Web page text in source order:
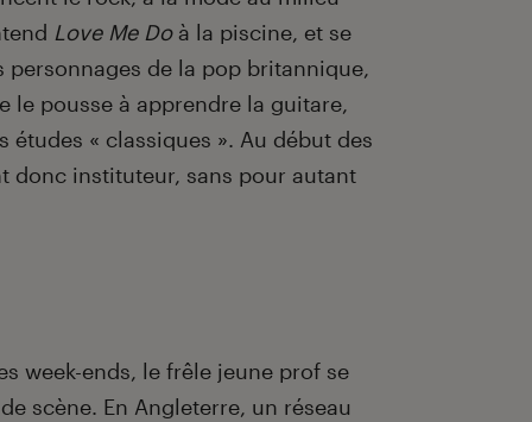
Love Me Doà la piscine, et se
de la pop britannique,
le pousse à apprendre la guitare,
études « classiques ». Au début des
donc instituteur, sans pour autant
week-ends, le frêle jeune prof se
scène. En Angleterre, un réseau